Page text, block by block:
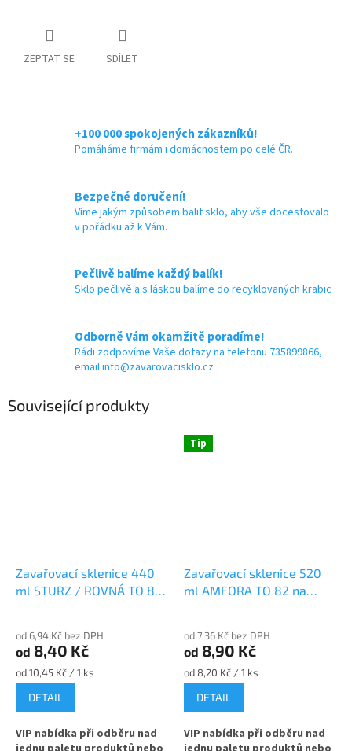
ZEPTAT SE SDÍLET
+100 000 spokojených zákazníků!
Pomáháme firmám i domácnostem po celé ČR.
Bezpečné doručení!
Víme jakým způsobem balit sklo, aby vše docestovalo
v pořádku až k Vám.
Pečlivě balíme každý balík!
Sklo pečlivě a s láskou balíme do recyklovaných krabic
Odborně Vám okamžitě poradíme!
Rádi zodpovíme Vaše dotazy na telefonu 735899866,
email info@zavarovacisklo.cz
Související produkty
Zavařovací sklenice 440
ml STURZ / ROVNÁ TO 82
od 6,94 Kč bez DPH
od 8,40 Kč
Měrná
cena:
od 10,45 Kč / 1 ks
DETAIL
VIP nabídka při odběru nad
Tip
Zavařovací sklenice 520
ml AMFORA TO 82 na
od 7,36 Kč bez DPH
od 8,90 Kč
Měrná
cena:
od 8,20 Kč / 1 ks
DETAIL
VIP nabídka při odběru nad